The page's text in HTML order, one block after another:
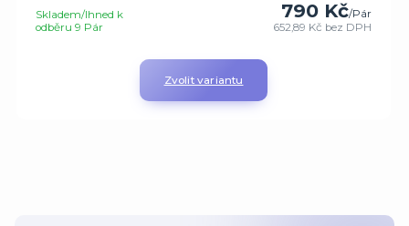
790 Kč/Pár
652,89 Kč bez DPH
Skladem/Ihned k
odběru 9 Pár
Zvolit variantu